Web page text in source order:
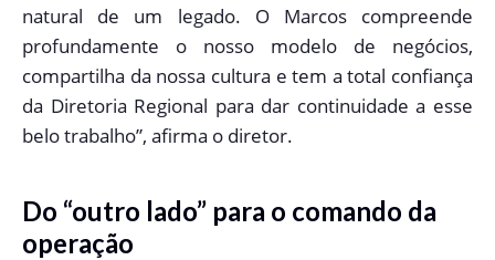
natural de um legado. O Marcos compreende
profundamente o nosso modelo de negócios,
compartilha da nossa cultura e tem a total confiança
da Diretoria Regional para dar continuidade a esse
belo trabalho”, afirma o diretor.
Do “outro lado” para o comando da
operação